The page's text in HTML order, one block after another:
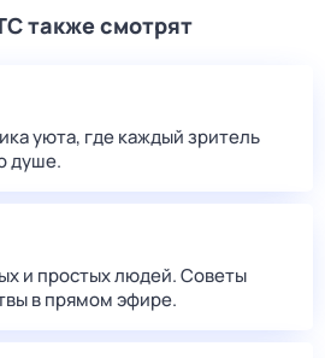
также смотрят
уюта, где каждый зритель
душе.
и простых людей. Советы
в прямом эфире.